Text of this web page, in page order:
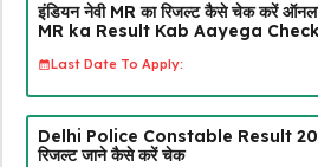
इंडियन नेवी MR का रिजल्ट कैसे चेक करें
MR ka Result Kab Aayega
Last Date To Apply:
Delhi Police Constable Result
रिजल्ट जाने कैसे करें चेक